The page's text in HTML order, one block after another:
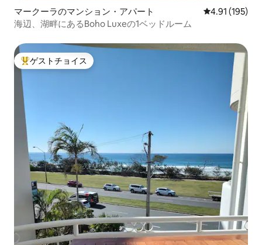
マークーラのマンション・アパート レビュー195
4.91 (195)
海辺、湖畔にあるBoho Luxeの1ベッドルーム
大好評のゲストチョイスです。
ゲストチョイス